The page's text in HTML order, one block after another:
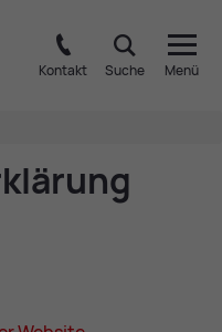
Kontakt Suche Menü